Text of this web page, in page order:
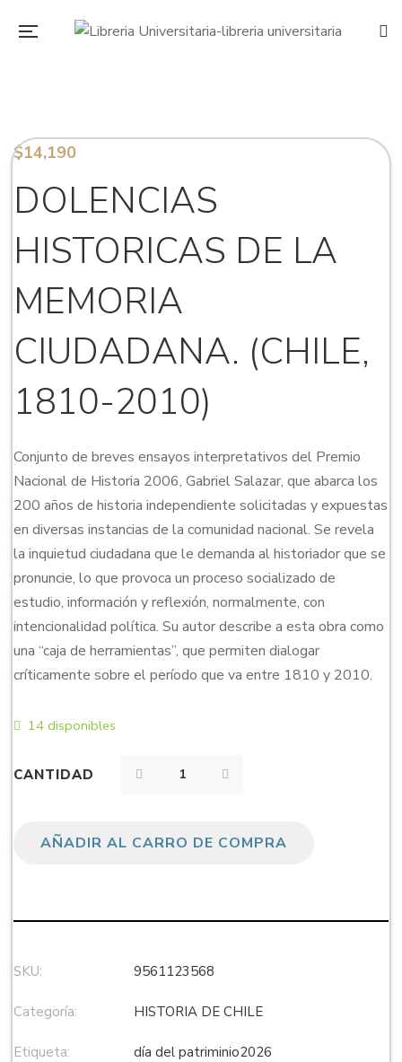
$14,190
DOLENCIAS
HISTORICAS DE LA
MEMORIA
CIUDADANA. (CHILE,
1810-2010)
Conjunto de breves ensayos interpretativos del Premio
Nacional de Historia 2006, Gabriel Salazar, que abarca los
200 años de historia independiente solicitadas y expuestas
en diversas instancias de la comunidad nacional. Se revela
la inquietud ciudadana que le demanda al historiador que se
pronuncie, lo que provoca un proceso socializado de
estudio, información y reflexión, normalmente, con
intencionalidad política. Su autor describe a esta obra como
una “caja de herramientas”, que permiten dialogar
críticamente sobre el período que va entre 1810 y 2010.
14 disponibles
CANTIDAD
AÑADIR AL CARRO DE COMPRA
SKU: 9561123568
Categoría: HISTORIA DE CHILE
Etiqueta: día del patriminio2026